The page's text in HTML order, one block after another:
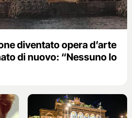
diventato opera d’arte
di nuovo: “Nessuno lo